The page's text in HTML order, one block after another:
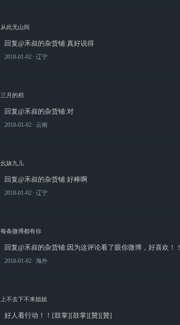
从此无山间
回复@禾叔的杂货铺:真好说得
2018-01-02 ∙ 辽宁
三月的稻
回复@禾叔的杂货铺:对
2018-01-02 ∙ 云南
幺妹九儿
回复@禾叔的杂货铺:好棒啊
2018-01-02 ∙ 辽宁
每条微博都有你
回复@禾叔的杂货铺:因为这评论看了眼你微博，好喜欢！！
2018-01-02 ∙ 海外
上不去下不来姐姐
好人看行动！！[鼓掌][鼓掌][贊][贊]